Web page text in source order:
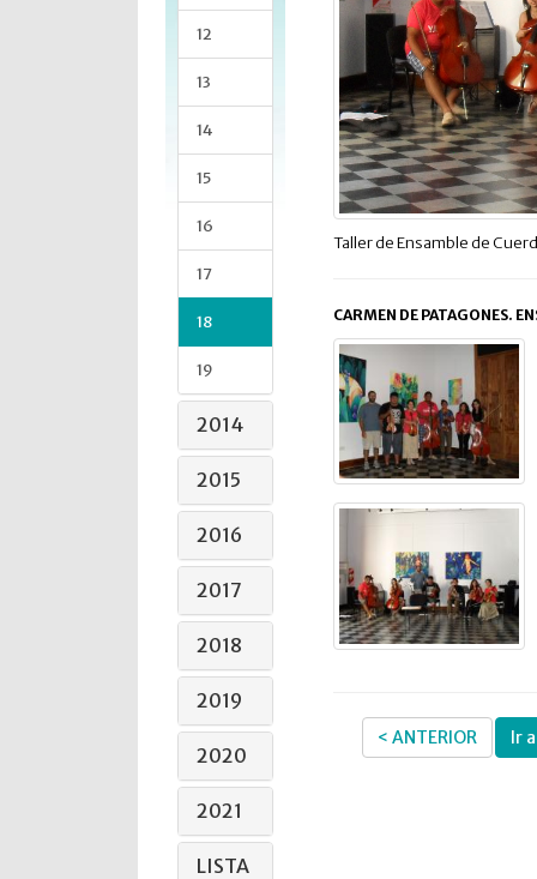
12
13
14
15
16
17
18
19
2014
2015
2016
2017
2018
2019
2020
2021
LISTA
Taller de Ensamble de
CARMEN DE PATAGONES.
< ANTERIOR Ir